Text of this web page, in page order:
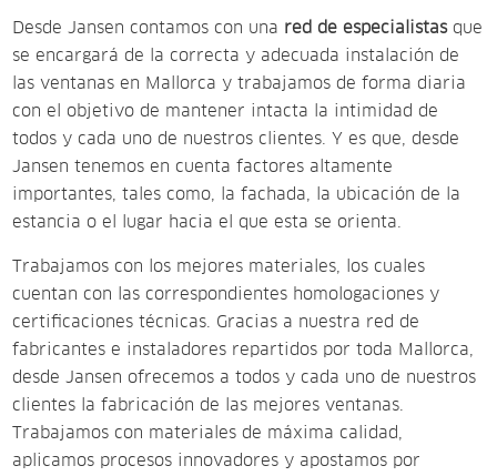
Desde Jansen contamos con una red de especialistasque
se encargará de la correcta y adecuada instalación de
las ventanas en Mallorca y trabajamos de forma diaria
con el objetivo de mantener intacta la intimidad de
todos y cada uno de nuestros clientes. Y es que, desde
Jansen tenemos en cuenta factores altamente
importantes, tales como, la fachada, la ubicación de la
estancia o el lugar hacia el que esta se orienta.
Trabajamos con los mejores materiales, los cuales
cuentan con las correspondientes homologaciones y
certificaciones técnicas. Gracias a nuestra red de
fabricantes e instaladores repartidos por toda Mallorca,
desde Jansen ofrecemos a todos y cada uno de nuestros
clientes la fabricación de las mejores ventanas.
Trabajamos con materiales de máxima calidad,
aplicamos procesos innovadores y apostamos por